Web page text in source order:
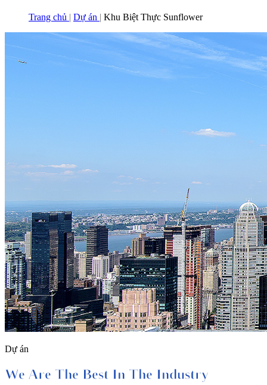
Trang chủ Dự án Khu Biệt Thực Sunflower
Dự án
We Are The Best In The Industry